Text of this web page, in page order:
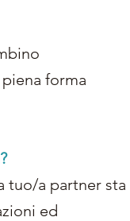
forma
tuo/a partner sta
ed